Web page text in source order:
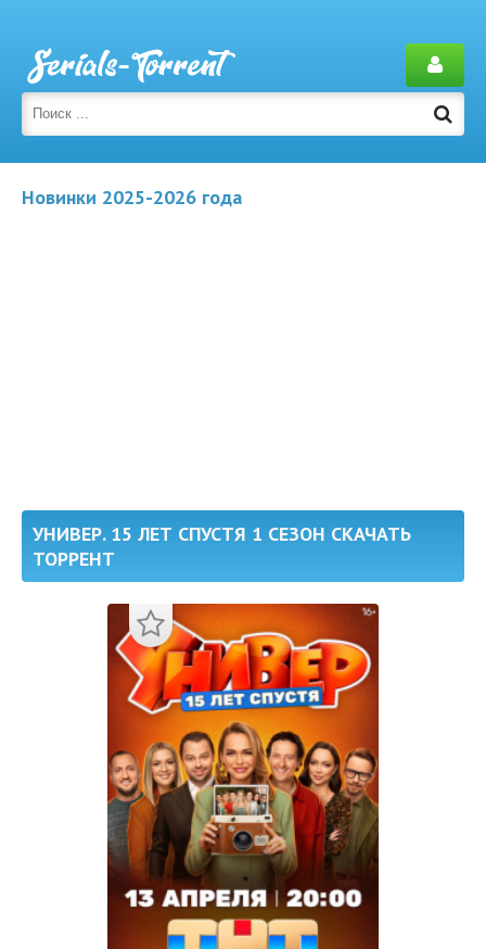
Новинки 2025-2026 года
УНИВЕР. 15 ЛЕТ СПУСТЯ 1 СЕЗОН СКАЧАТЬ
ТОРРЕНТ